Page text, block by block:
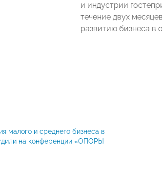
и индустрии
течение двух
развитию бизнеса в
малого и среднего бизнеса в
на конференции «ОПОРЫ